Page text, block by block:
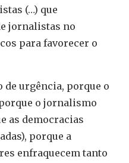
(…) que
jornalistas no
para favorecer o
de urgência, porque o
o jornalismo
as democracias
porque a
enfraquecem tanto